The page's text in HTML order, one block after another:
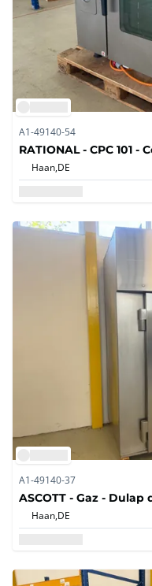
A1-49140-54
RATIONAL - CPC 101 -
Haan,DE
A1-49140-37
ASCOTT - Gaz -
Haan,DE